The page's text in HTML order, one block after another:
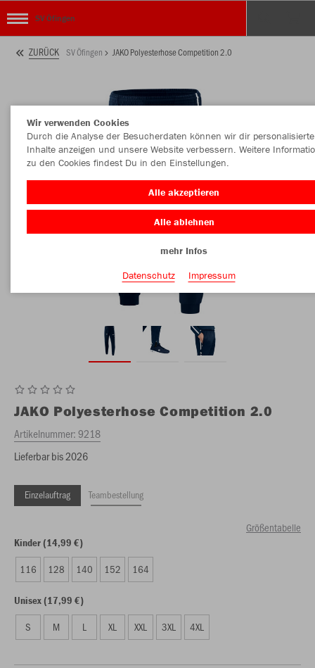
SV Öfingen
ZURÜCK SV Öfingen JAKO Polyesterhose Competition 2.0
JAKO Polyesterhose Competition 2.0
Artikelnummer:9218
Lieferbar bis 2026
Einzelauftrag Teambestellung
Größentabelle
Kinder (14,99 €)
116 128 140 152 164
Unisex (17,99 €)
S M L XL XXL 3XL 4XL
Wir verwenden Cookies
Durch die Analyse der Besucherdaten können wir dir personalisierte
Inhalte anzeigen und unsere Website verbessern. Weitere
zu den Cookies findest Du in den Einstellungen.
Alle akzeptieren
Alle ablehnen
mehr Infos
Datenschutz
Impressum